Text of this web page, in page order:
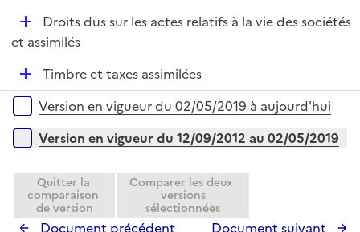
e
r
l
r
D
é
e
r
Droits dus sur les actes relatifs à la vie des sociétés
et assimilés
D
é
p
e
r
Timbre et taxes assimilées
Versions sur la période
Version en vigueur du 02/05/2019 à aujourd'hui
Version en vigueur du 12/09/2012 au 02/05/2019
Quitter la
comparaison
de version
Comparer les deux
versions
sélectionnées